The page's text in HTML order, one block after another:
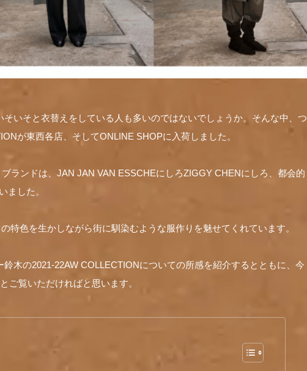
いそと衣替えをしている人も多いのではないでしょうか。そんな中、つ
が東西各店、そしてONLINE SHOPに入荷しました。
ランドは、JAN JAN VAN ESSCHEにしろZIGGY CHENにしろ、都会的
ました。
特色を生かしながら街に馴染むような服作りを魅せてくれています。
木の2021-22AW COLLECTIONについての所感を紹介するとともに、今
ご覧いただければと思います。